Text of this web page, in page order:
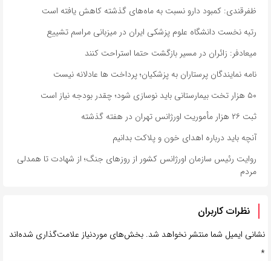
ظفرقندی: کمبود دارو نسبت به ماه‌های گذشته کاهش یافته است
رتبه نخست دانشگاه علوم پزشکی ایران در میزبانی مراسم تشییع
میعادفر: زائران در مسیر بازگشت حتما استراحت کنند
نامه نمایندگان پرستاران به پزشکیان؛ پرداخت ها عادلانه نیست
۵۰ هزار تخت بیمارستانی باید نوسازی شود؛ چقدر بودجه نیاز است
ثبت ۲۶ هزار مأموریت اورژانس تهران در هفته گذشته
آنچه باید درباره اهدای خون و پلاکت بدانیم
روایت رئیس سازمان اورژانس کشور از روزهای جنگ؛ از شهادت تا همدلی
مردم
نظرات کاربران
نشانی ایمیل شما منتشر نخواهد شد. بخش‌های موردنیاز علامت‌گذاری شده‌اند
*